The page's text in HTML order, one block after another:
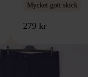
Mycket gott skick
279 kr